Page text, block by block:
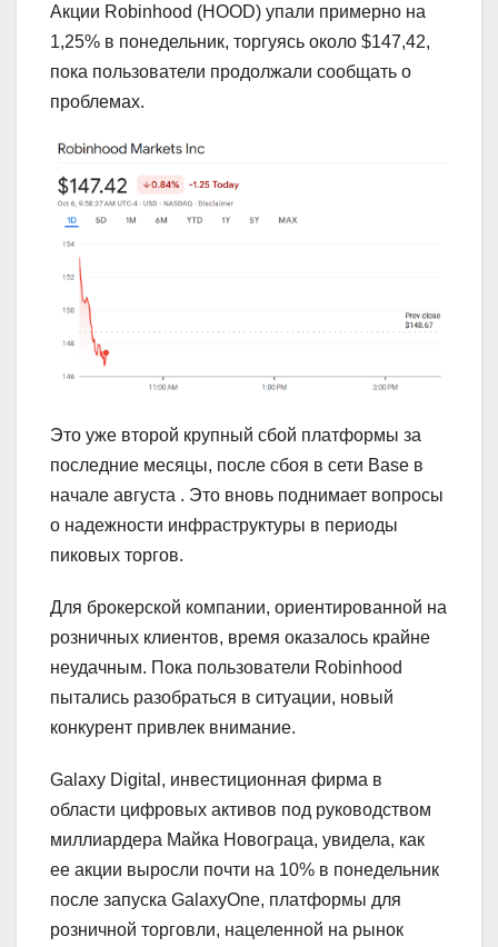
Акции Robinhood (HOOD) упали примерно на
1,25% в понедельник, торгуясь около $147,42,
пока пользователи продолжали сообщать о
проблемах.
Это уже второй крупный сбой платформы за
последние месяцы, после сбоя в сети Base в
начале августа . Это вновь поднимает вопросы
о надежности инфраструктуры в периоды
пиковых торгов.
Для брокерской компании, ориентированной на
розничных клиентов, время оказалось крайне
неудачным. Пока пользователи Robinhood
пытались разобраться в ситуации, новый
конкурент привлек внимание.
Galaxy Digital, инвестиционная фирма в
области цифровых активов под руководством
миллиардера Майка Новограца, увидела, как
ее акции выросли почти на 10% в понедельник
после запуска GalaxyOne, платформы для
розничной торговли, нацеленной на рынок